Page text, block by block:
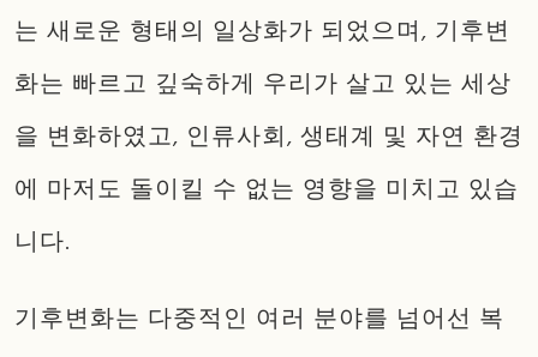
는 새로운 형태의 일상화가 되었으며, 기후변
화는 빠르고 깊숙하게 우리가 살고 있는 세상
을 변화하였고, 인류사회, 생태계 및 자연 환경
에 마저도 돌이킬 수 없는 영향을 미치고 있습
니다.
기후변화는 다중적인 여러 분야를 넘어선 복